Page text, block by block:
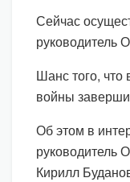
Сейчас
руководитель
Шанс того, что
войны
Об этом в
руководитель
Кирилл